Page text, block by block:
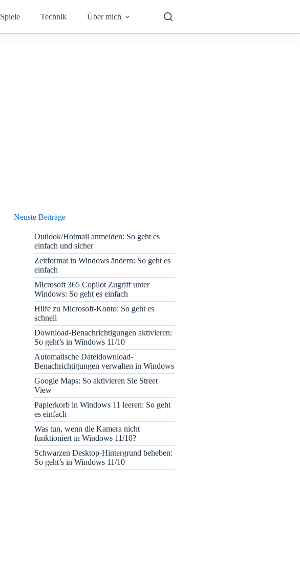
Spiele Technik Über mich
Neuste Beiträge
Outlook/Hotmail anmelden: So geht es
einfach und sicher
Zeitformat in Windows ändern: So geht es
einfach
Microsoft 365 Copilot Zugriff unter
Windows: So geht es einfach
Hilfe zu Microsoft-Konto: So geht es
schnell
Download-Benachrichtigungen aktivieren:
So geht’s in Windows 11/10
Automatische Dateidownload-
Benachrichtigungen verwalten in Windows
Google Maps: So aktivieren Sie Street
View
Papierkorb in Windows 11 leeren: So geht
es einfach
Was tun, wenn die Kamera nicht
funktioniert in Windows 11/10?
Schwarzen Desktop-Hintergrund beheben:
So geht’s in Windows 11/10